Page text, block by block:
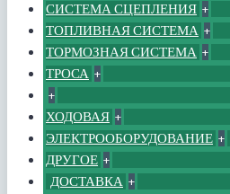
СИСТЕМА СЦЕПЛЕНИЯ +
ТОПЛИВНАЯ СИСТЕМА +
ТОРМОЗНАЯ СИСТЕМА +
ТРОСА +
+
ХОДОВАЯ +
ЭЛЕКТРООБОРУДОВАНИЕ +
ДРУГОЕ +
ДОСТАВКА +